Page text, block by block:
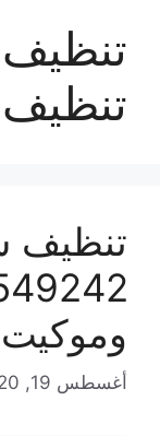
تنظيف
أغسطس 19, 2020